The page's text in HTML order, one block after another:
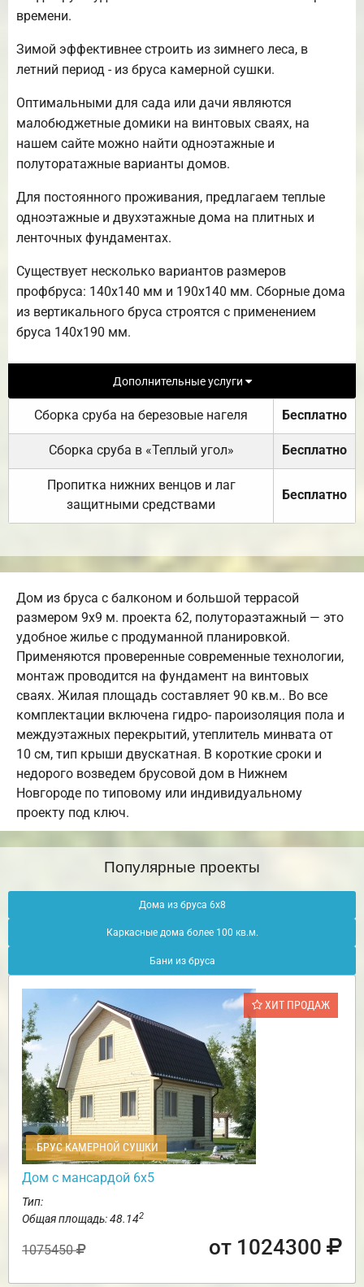
времени.
Зимой эффективнее строить из зимнего леса, в
летний период - из бруса камерной сушки.
Оптимальными для сада или дачи являются
малобюджетные домики на винтовых сваях, на
нашем сайте можно найти одноэтажные и
полуторатажные варианты домов.
Для постоянного проживания, предлагаем теплые
одноэтажные и двухэтажные дома на плитных и
ленточных фундаментах.
Существует несколько вариантов размеров
профбруса: 140х140 мм и 190х140 мм. Сборные дома
из вертикального бруса строятся с применением
бруса 140х190 мм.
Дополнительные услуги
Сборка сруба на березовые нагеля Бесплатно
Сборка сруба в «Теплый угол» Бесплатно
Пропитка нижних венцов и лаг
защитными средствами
Бесплатно
Дом из бруса с балконом и большой террасой
размером 9х9 м. проекта 62, полутораэтажный — это
удобное жилье с продуманной планировкой.
Применяются проверенные современные технологии,
монтаж проводится на фундамент на винтовых
сваях. Жилая площадь составляет 90 кв.м.. Во все
комплектации включена гидро- пароизоляция пола и
междуэтажных перекрытий, утеплитель минвата от
10 см, тип крыши двускатная. В короткие сроки и
недорого возведем брусовой дом в Нижнем
Новгороде по типовому или индивидуальному
проекту под ключ.
Популярные проекты
Дома из бруса 6х8
Каркасные дома более 100 кв.м.
Бани из бруса
ХИТ ПРОДАЖ
БРУС КАМЕРНОЙ СУШКИ
Дом с мансардой 6х5
Тип:
Общая площадь: 48.142
1075450 от 1024300